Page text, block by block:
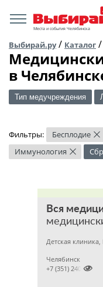
Места и события Челябинска
Выбирай.ру/ Каталог /
в
Тип медучреждения
Фильтры: Бесплодие ×
Иммунология ×
Вся
Детская
Челябинск

+7 (351) 2400303